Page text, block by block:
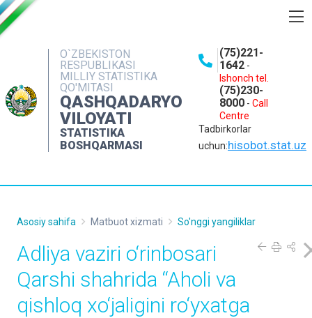
O`ZBEKISTON
RESPUBLIKASI
MILLIY STATISTIKA
QO'MITASI
QASHQADARYO
VILOYATI
STATISTIKA
BOSHQARMASI
(75)221-
1642 -
Ishonch tel.
(75)230-
8000 - Call
Centre
Tadbirkorlar
uchun:hisobot.stat.uz
OCHIQ MA'LUMOTLAR
NASHRLAR
INTERAKTIV XIZMATLAR
MATBUOT XIZMATI
KONTAKTLAR
Asosiy sahifa Matbuot xizmati So'nggi yangiliklar
Adliya vaziri o‘rinbosari
Qarshi shahrida “Aholi va
qishloq xo‘jaligini ro‘yxatga